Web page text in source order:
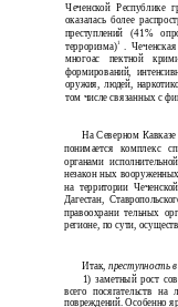
Чеченской Республике
оказалась более
преступлений (41%
терроризма)1 .
многоас­ пектной
формирований,
оружия, людей,
том числе связанных с
На Северном Кавказе
понимается комплекс
органами
незакон­ ных
на территории
Дагестан,
правоохрани­ тельных
регионе, по сути,
Итак, преступность
1) заметный рост
всего посягательств
повреждений. Особенно